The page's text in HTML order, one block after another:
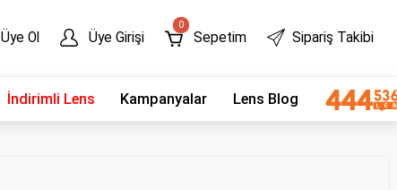
Üye Ol Üye Girişi
0
Sepetim Sipariş Takibi
İndirimli Lens Kampanyalar Lens Blog